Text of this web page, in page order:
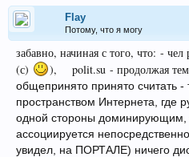
Flay
Потому, что я могу
забавно, начиная с того, что: - чел
(с)
), polit.su - продолжая
общепринято принято считать
пространством Интернета, где
одной стороны доминирующим,
ассоциируется
увидел, на ПОРТАЛЕ) ничего